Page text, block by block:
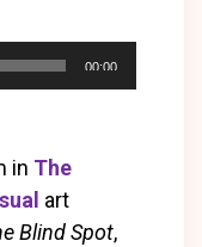
00:00
in The
art
Blind Spot,